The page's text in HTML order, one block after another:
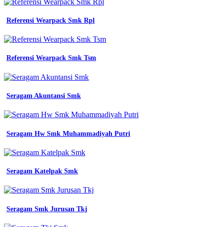
Referensi Wearpack Smk Rpl
Referensi Wearpack Smk Tsm
Seragam Akuntansi Smk
Seragam Hw Smk Muhammadiyah Putri
Seragam Katelpak Smk
Seragam Smk Jurusan Tkj